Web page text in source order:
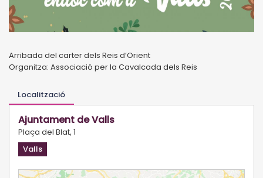
Arribada del carter dels Reis d’Orient
Organitza: Associació per la Cavalcada dels Reis
Localització
Ajuntament de Valls
Plaça del Blat, 1
Valls